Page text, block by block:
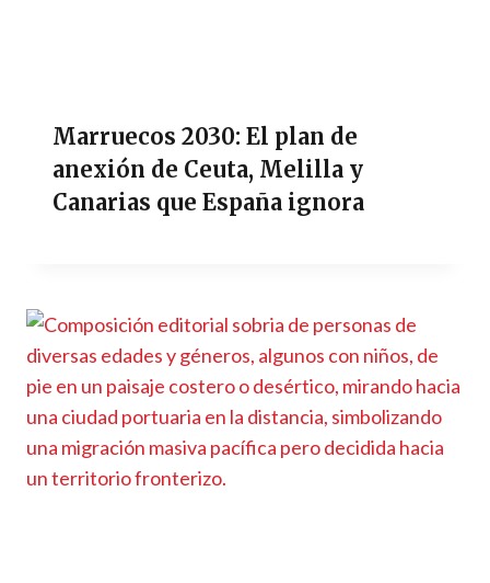
Marruecos 2030: El plan de
anexión de Ceuta, Melilla y
Canarias que España ignora